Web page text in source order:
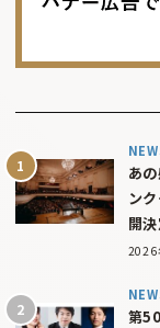
あ
ン
開
2026
第